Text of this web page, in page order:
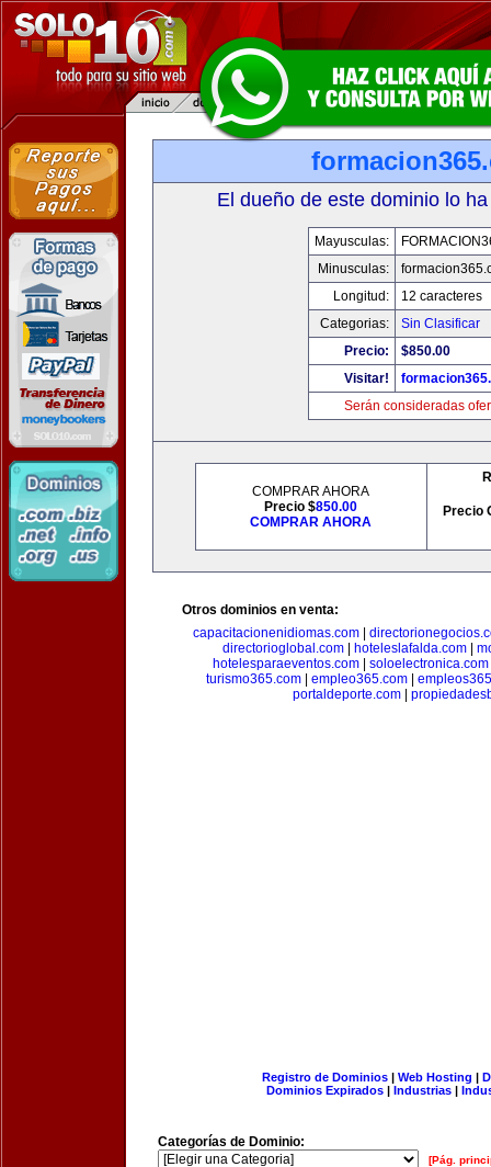
El dueño de este dominio lo
Mayusculas:
Minusculas:
Longitud:
12 caracteres
Categorias:
Sin Clasificar
Precio:
$850.00
Visitar!
Serán consideradas
COMPRAR AHORA
Precio $850.00
COMPRAR AHORA
Precio
Otros dominios en venta:
capacitacionenidiomas.com|
directorioglobal.com
hoteleslafalda.com
hotelesparaeventos.com
soloelectronica.com
turismo365.com| empleo365.com|
portaldeporte.com|
Registro de Dominios| Web Hosting |
Dominios Expirados | Industrias |
Categorías de Dominio:
[Pág.